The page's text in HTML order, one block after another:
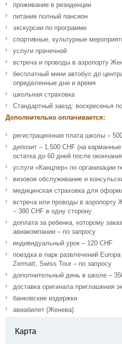
проживание в резиденции
питание полный пансион
экскурсии по программе
спортивные, культурные
услуги прачечной
встреча и проводы в аэропорту
бесплатный мини автобус до
определенные дни и время
школьная страховка
Стандартный заезд: воскресенья
Дополнительно оплачивается:
регистрационная плата школы –
депозит – 1.500 CHF (на
остатка до 60 дней после
услуги «Канцлер» по организации
визовое обслуживание и
медицинская страховка для
встреча или проводы в аэропорту
– 380 CHF в одну сторону
доплата за ребенка, которому
авиакомпании – по запросу
индивидуальный урок – 120 CHF
поездка в парк развлечений
Zermatt, Swiss Tour – по запросу
дополнительный день в школе –
доставка оригинала приглашения
банковские издержки
авиабилет (Женева)
Карта